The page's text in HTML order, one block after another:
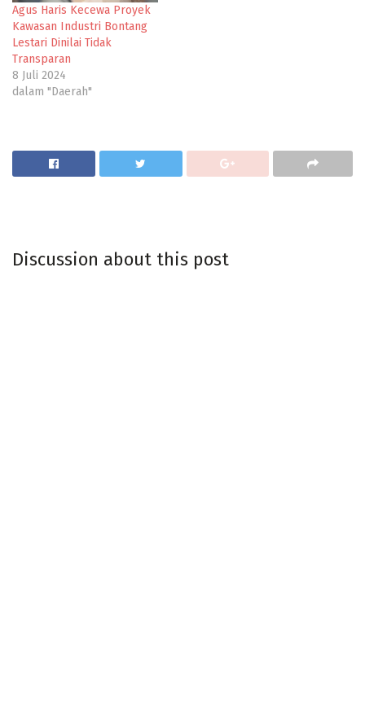
Agus Haris Kecewa Proyek
Kawasan Industri Bontang
Lestari Dinilai Tidak
Transparan
8 Juli 2024
dalam "Daerah"
Discussion about this post